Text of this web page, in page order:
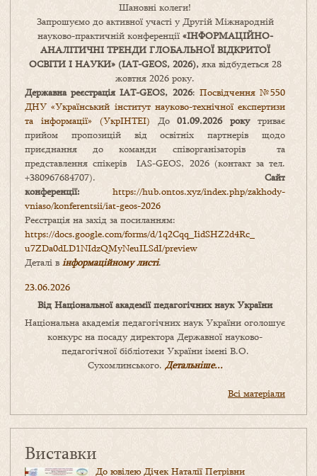
Шановні колеги!
Запрошуємо до активної участі у Другій Міжнародній
науково-практичній конференції «ІНФОРМАЦІЙНО-
АНАЛІТИЧНІ ТРЕНДИ ГЛОБАЛЬНОЇ ВІДКРИТОЇ
ОСВІТИ І НАУКИ» (IAT-GEOS, 2026),яка відбудеться 28
жовтня 2026 року.
Державна реєстрація IAT-GEOS, 2026: Посвідчення №550
ДНУ «Український інститут науково-технічної експертизи
та інформації» (УкрІНТЕІ) До01.09.2026 рокутриває
прийом пропозицій від освітніх партнерів щодо
приєднання до команди співорганізаторів та
представлення спікерів IAS-GEOS, 2026 (контакт за тел.
+380967684707). Сайт
конференції: https://hub.ontos.xyz/index.php/zakhody-
vniaso/konferentsii/iat-geos-2026
Реєстрація на захід за посиланням:
https://docs.google.com/forms/d/1q2Cqq_IidSHZ2d4Rc_
u7ZDa0dLD1NIdzQMyNeuILSdI/preview
Деталі в інформаційному листі.
23.06.2026
Від Національної академії педагогічних наук України
Національна академія педагогічних наук України оголошує
конкурс на посаду директора Державної науково-
педагогічної бібліотеки України імені В.О.
Сухомлинського. Детальніше...
Всі матеріали
Виставки
До ювілею Дічек Наталії Петрівни